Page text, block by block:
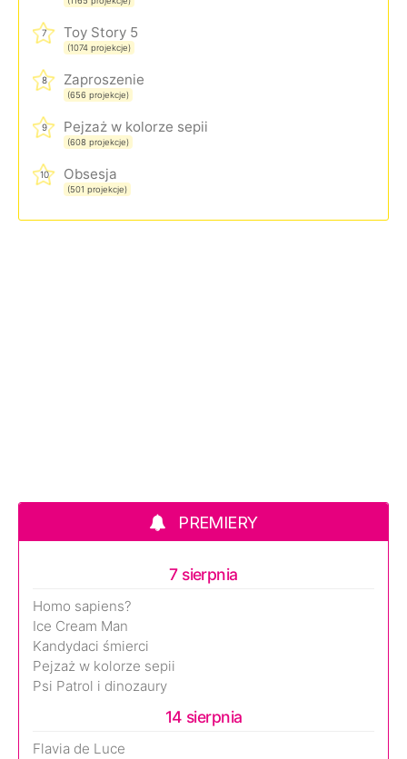
7 Toy Story 5
(1074 projekcje)
8 Zaproszenie
(656 projekcje)
9 Pejzaż w kolorze sepii
(608 projekcje)
10 Obsesja
(501 projekcje)
PREMIERY
7 sierpnia
Homo sapiens?
Ice Cream Man
Kandydaci śmierci
Pejzaż w kolorze sepii
Psi Patrol i dinozaury
14 sierpnia
Flavia de Luce